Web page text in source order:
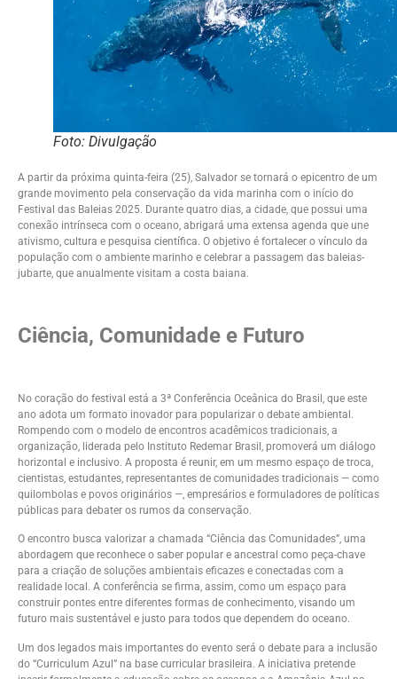
Foto: Divulgação
A partir da próxima quinta-feira (25), Salvador se tornará o epicentro de um
grande movimento pela conservação da vida marinha com o início do
Festival das Baleias 2025. Durante quatro dias, a cidade, que possui uma
conexão intrínseca com o oceano, abrigará uma extensa agenda que une
ativismo, cultura e pesquisa científica. O objetivo é fortalecer o vínculo da
população com o ambiente marinho e celebrar a passagem das baleias-
jubarte, que anualmente visitam a costa baiana.
Ciência, Comunidade e Futuro
No coração do festival está a 3ª Conferência Oceânica do Brasil, que este
ano adota um formato inovador para popularizar o debate ambiental.
Rompendo com o modelo de encontros acadêmicos tradicionais, a
organização, liderada pelo Instituto Redemar Brasil, promoverá um diálogo
horizontal e inclusivo. A proposta é reunir, em um mesmo espaço de troca,
cientistas, estudantes, representantes de comunidades tradicionais — como
quilombolas e povos originários —, empresários e formuladores de políticas
públicas para debater os rumos da conservação.
O encontro busca valorizar a chamada “Ciência das Comunidades”, uma
abordagem que reconhece o saber popular e ancestral como peça-chave
para a criação de soluções ambientais eficazes e conectadas com a
realidade local. A conferência se firma, assim, como um espaço para
construir pontes entre diferentes formas de conhecimento, visando um
futuro mais sustentável e justo para todos que dependem do oceano.
Um dos legados mais importantes do evento será o debate para a inclusão
do “Curriculum Azul” na base curricular brasileira. A iniciativa pretende